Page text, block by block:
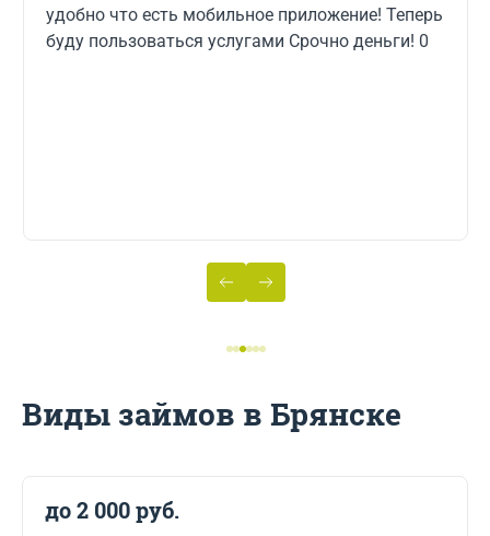
удобно что есть мобильное приложение! Теперь
буду пользоваться услугами Срочно деньги! 0
Виды займов в Брянске
до 2 000 руб.